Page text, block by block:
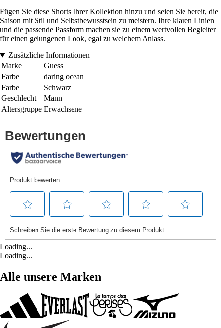
Fügen Sie diese Shorts Ihrer Kollektion hinzu und seien Sie bereit, die
Saison mit Stil und Selbstbewusstsein zu meistern. Ihre klaren Linien
und die passende Passform machen sie zu einem wertvollen Begleiter
für einen gelungenen Look, egal zu welchem Anlass.
Zusätzliche Informationen
Marke
Guess
Farbe
daring ocean
Farbe
Schwarz
Geschlecht
Mann
Altersgruppe Erwachsene
Loading...
Loading...
Alle unsere Marken